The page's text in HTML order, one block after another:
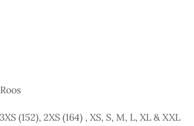
(152), 2XS (164) , XS, S, M, L, XL & XXL